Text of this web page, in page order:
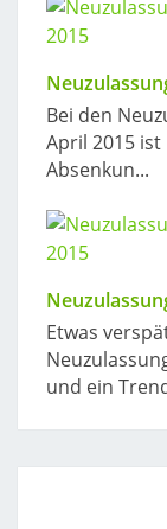
Bei den
April 2015
Absenkun...
Etwas
und ein